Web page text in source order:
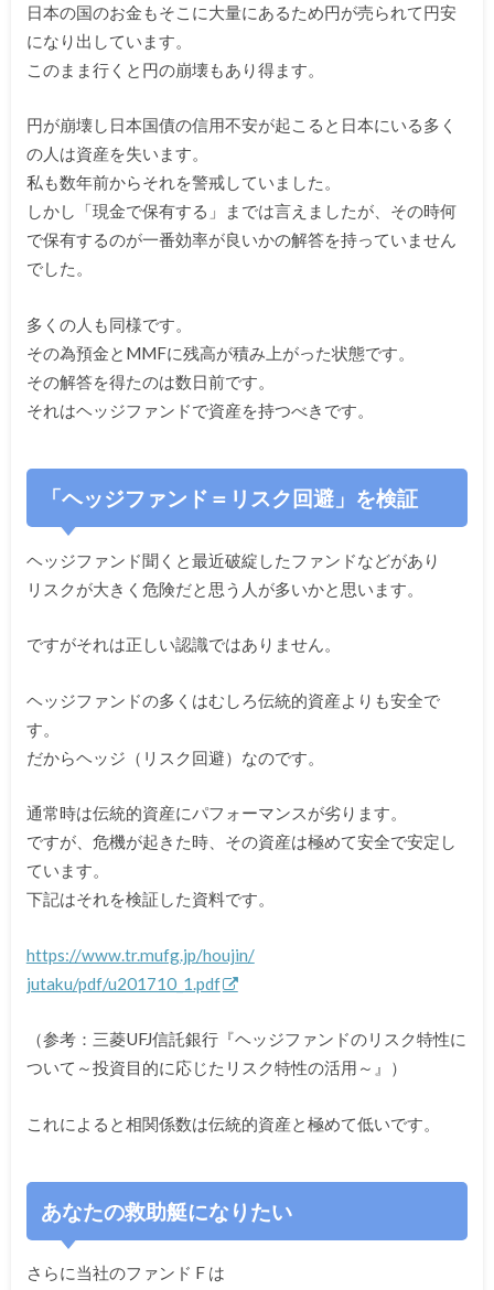
日本の国のお金もそこに大量にあるため円が売られて円安
になり出 しています。
このまま行くと円の崩壊もあり得ます。
円が崩壊し日本国債の信用不安が起こると日本にいる多く
の人は資産を失います。
私も数年前からそれを警戒していました。
しかし「現金で保有する」までは言えましたが、 その時何
で保有するのが一番効率が良いかの解答を持っていません
でした。
多くの人も同様です。
その為預金とMMFに残高が積み上がった状態です。
その解答を得たのは数日前です。
それはヘッジファンドで資産を持つべきです。
「ヘッジファンド＝リスク回避」を検証
ヘッジファンド聞くと最近破綻したファンドなどがあり
リスクが大 きく危険だと思う人が多いかと思います。
ですがそれは正しい認識ではありません。
ヘッジファンドの多くはむしろ伝統的資産よりも安全で
す。
だからヘッジ（リスク回避）なのです。
通常時は伝統的資産にパフォーマンスが劣ります。
ですが、危機が起きた時、その資産は極めて安全で安定し
ています。
下記はそれを検証した資料です。
https://www.tr.mufg.jp/houjin/
jutaku/pdf/u201710_1.pdf
（参考：三菱UFJ信託銀行『ヘッジファンドのリスク特性に
ついて～投資目的に応じたリスク特性の活用～』）
これによると相関係数は伝統的資産と極めて低いです。
あなたの救助艇になりたい
さらに当社のファンド F は